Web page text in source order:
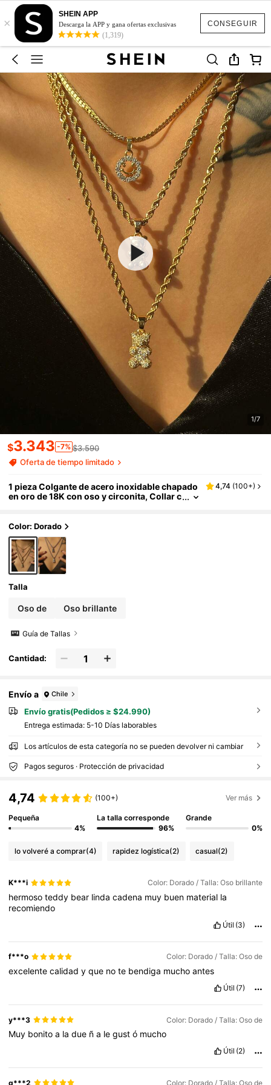
CONSEGUIR
×
SHEIN APP
Descarga la APP y gana ofertas exclusivas
(1,319)
1/7
$3.343 -7% $3.590
Oferta de tiempo limitado
1 pieza Colgante de acero inoxidable chapado
en oro de 18K con oso y circonita, Collar c
e moda callejera Y2K, Lindo regalo de verano
para mujeres
4,74 (100+)
Color: Dorado
Talla
Oso de Oso brillante
Guía de Tallas
Cantidad:
Envío a Chile
Envío gratis(Pedidos ≥ $24.990)
Entrega estimada: 5-10 Días laborables
Los artículos de esta categoría no se pueden devolver ni cambiar
Pagos seguros · Protección de privacidad
4,74 (100+) Ver más
Pequeña
4%
La talla corresponde
96%
Grande
0%
lo volveré a comprar(4) rapidez logística(2) casual(2)
K***i Color: Dorado / Talla: Oso brillante
hermosoteddy bear lindacadena muy buen material la
recomiendo
Útil (3)
f***o Color: Dorado / Talla: Oso de
excelentecalidadyque note bendiga muchoantes
Útil (7)
y***3 Color: Dorado / Talla: Oso de
Muy bonitoa ladue ña legustó mucho
Útil (2)
g***2 Color: Dorado / Talla: Oso de